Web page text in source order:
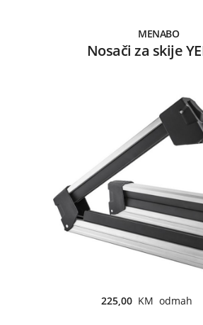
MENABO
Nosači za skije
225,00 KM odmah